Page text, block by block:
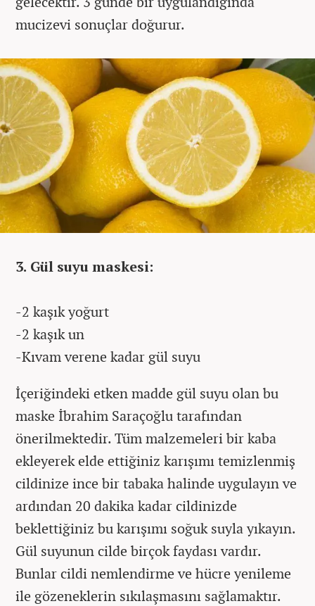
mucizevi sonuçlar doğurur.
3. Gül suyu maskesi:
-2 kaşık yoğurt
-2 kaşık un
-Kıvam verene kadar gül suyu
İçeriğindeki etken madde gül suyu olan bu
maske İbrahim Saraçoğlu tarafından
önerilmektedir. Tüm malzemeleri bir kaba
ekleyerek elde ettiğiniz karışımı temizlenmiş
cildinize ince bir tabaka halinde uygulayın ve
ardından 20 dakika kadar cildinizde
beklettiğiniz bu karışımı soğuk suyla yıkayın.
Gül suyunun cilde birçok faydası vardır.
Bunlar cildi nemlendirme ve hücre yenileme
ile gözeneklerin sıkılaşmasını sağlamaktır.